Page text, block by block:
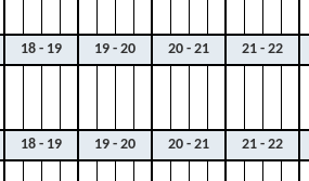
18 - 19 19 - 20 20 - 21 21 - 22
18 - 19 19 - 20 20 - 21 21 - 22